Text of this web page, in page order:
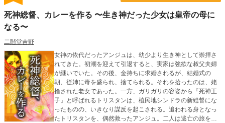
死神総督、カレーを作る 〜生き神だった少女は皇帝の母に
なる〜
二階堂吉野
女神の依代だったアンジュは、幼少より生き神として崇拝さ
れてきた。初潮を迎えて引退すると、実家は強欲な叔父夫婦
が継いでいた。その後、金持ちに求婚されるが、結婚式の
朝、従姉に毒を盛られ、捨てられる。それを拾ったのは、姥
捨された老女であった。一方、ガリガリの容姿から『死神王
子』と呼ばれるトリスタンは、植民地シンドラの新総督にな
ったものの、いきなり謀反を起こされる。追われる身となっ
たトリスタンを、偶然救ったアンジュ。二人は逃亡の旅を続